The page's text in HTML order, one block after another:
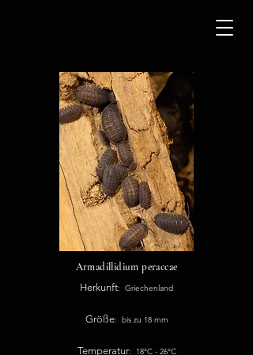
Armadillidium peraccae
Herkunft: Griechenland
Größe: bis zu 18 mm
Temperatur: 18°C - 26°C